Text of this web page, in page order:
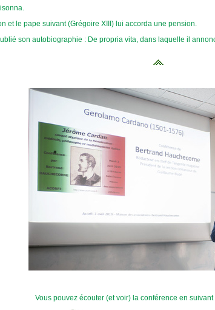
et le pape suivant (Grégoire XIII) lui accorda une pension.
son autobiographie : De propria vita, dans laquelle il
Vous pouvez écouter (et voir) la conférence en